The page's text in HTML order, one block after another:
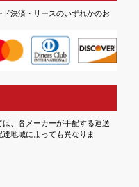
決済・リースのいずれかのお
、各メーカーが手配する運送
地域によっても異なりま